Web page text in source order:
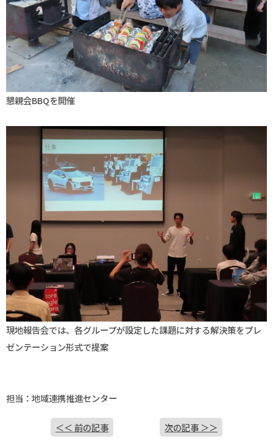
懇親会BBQを開催
現地報告会では、各グループが設定した課題に対する解決策をプレ
ゼンテーション形式で提案
担当：地域連携推進センター
＜＜ 前の記事 次の記事 ＞＞